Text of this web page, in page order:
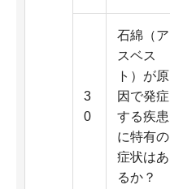
3
0
石綿（ア
スベス
ト）が原
因で発症
する疾患
に特有の
症状はあ
るか？